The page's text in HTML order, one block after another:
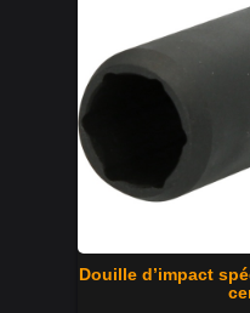
Douille d’impact